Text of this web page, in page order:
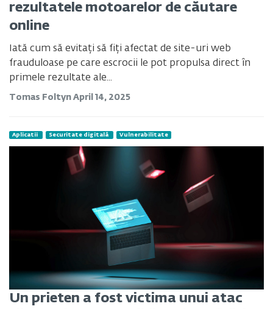
rezultatele motoarelor de căutare
online
Iată cum să evitați să fiți afectat de site-uri web
frauduloase pe care escrocii le pot propulsa direct în
primele rezultate ale...
Tomas Foltyn April 14, 2025
Aplicatii Securitate digitală Vulnerabilitate
Un prieten a fost victima unui atac